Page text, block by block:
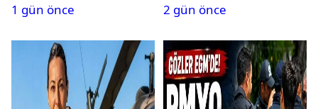
1 gün önce
2 gün önce